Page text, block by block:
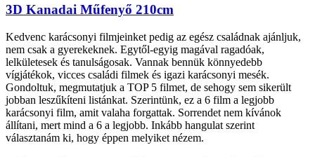
3D Kanadai Műfenyő 210cm
Kedvenc karácsonyi filmjeinket pedig az egész családnak ajánljuk,
nem csak a gyerekeknek. Egytől-egyig magával ragadóak,
lelkületesek és tanulságosak. Vannak bennük könnyedebb
vígjátékok, vicces családi filmek és igazi karácsonyi mesék.
Gondoltuk, megmutatjuk a TOP 5 filmet, de sehogy sem sikerült
jobban leszűkíteni listánkat. Szerintünk, ez a 6 film a legjobb
karácsonyi film, amit valaha forgattak. Sorrendet nem kívánok
állítani, mert mind a 6 a legjobb. Inkább hangulat szerint
választanám ki, hogy éppen melyiket nézem.